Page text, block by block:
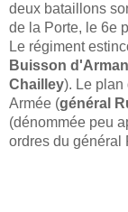
deux bataillons
de la Porte, le 6e
Le régiment
Buisson
Chailley). Le plan
Armée (général
(dénommée peu
ordres du général